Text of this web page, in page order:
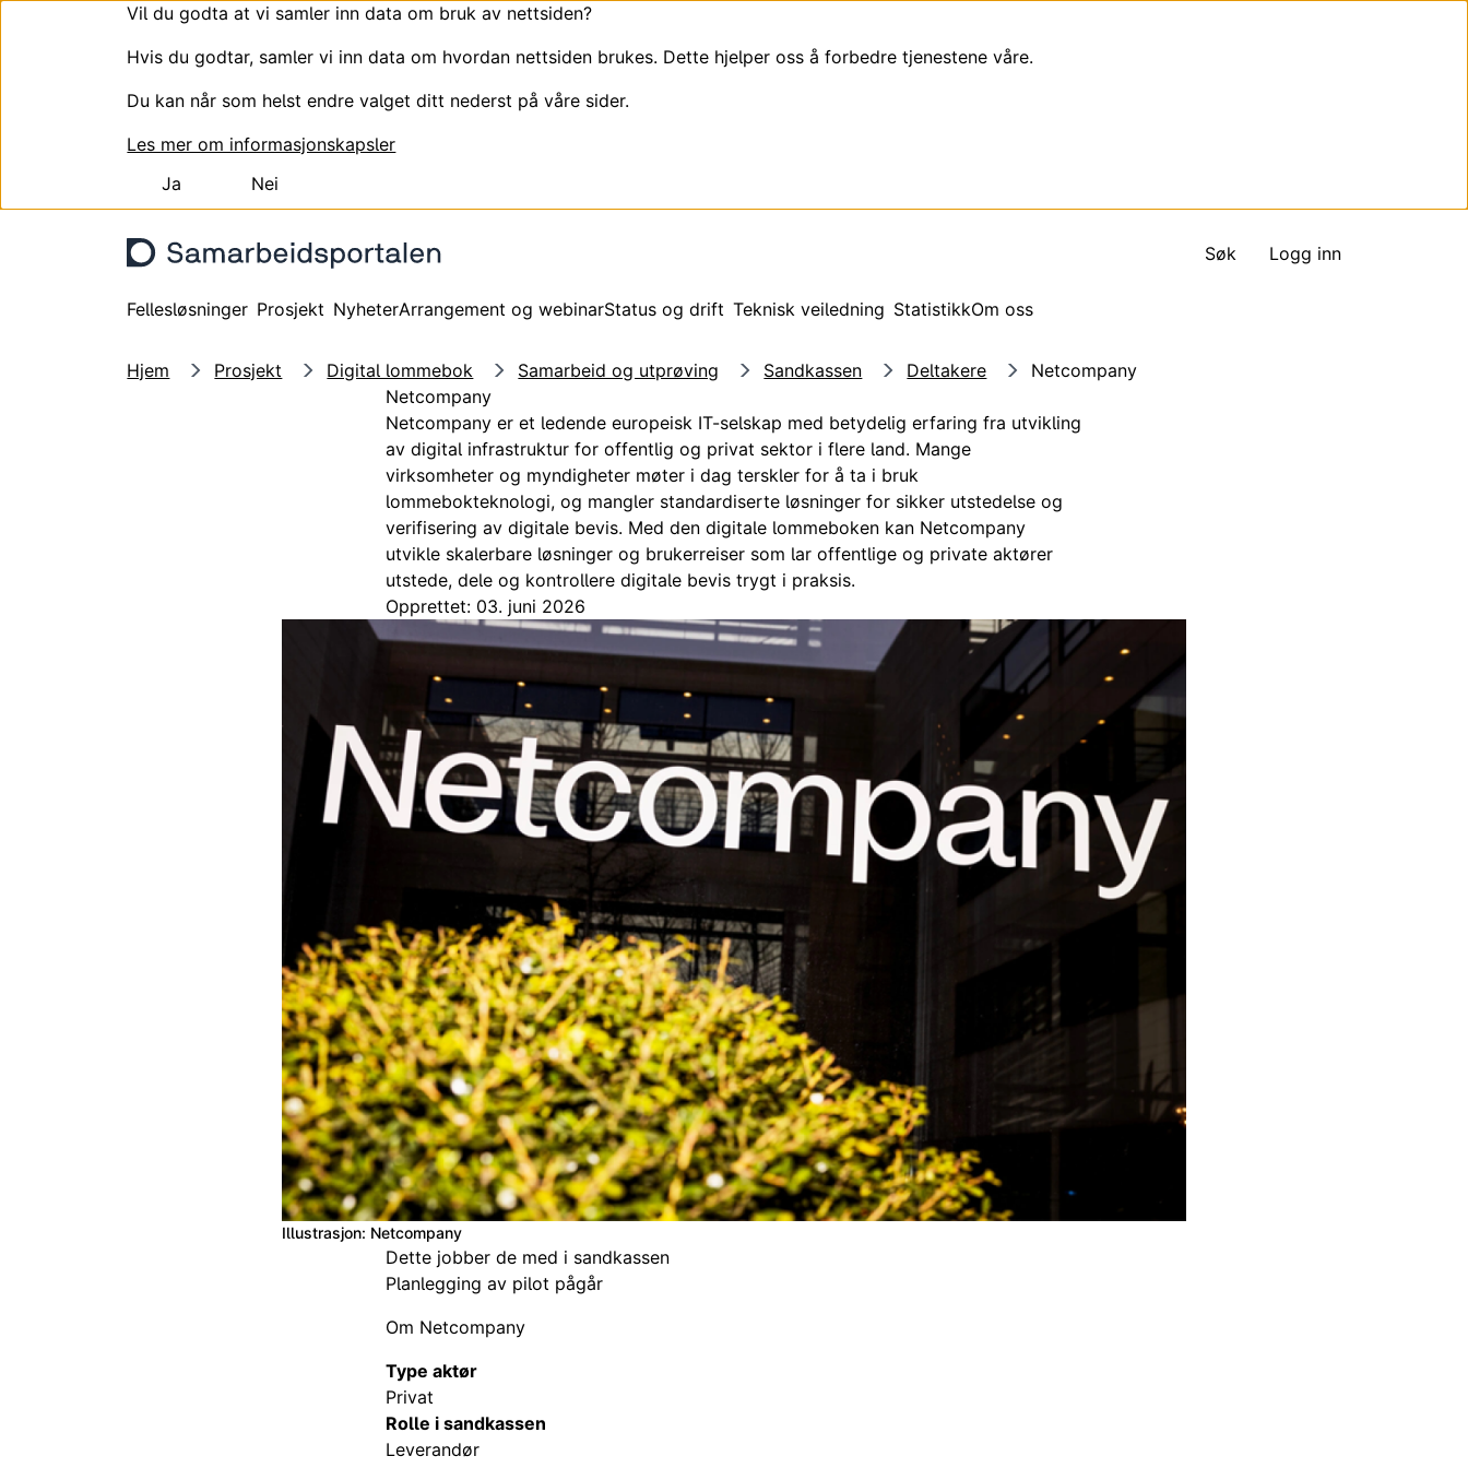
Vil du godta at vi samler inn data om bruk av nettsiden?
Hvis du godtar, samler vi inn data om hvordan nettsiden brukes. Dette hjelper oss å forbedre tjenestene våre.
Du kan når som helst endre valget ditt nederst på våre sider.
Les mer om informasjonskapsler
Ja
Nei
Søk
Logg inn
Fellesløsninger Prosjekt NyheterArrangement og webinarStatus og drift Teknisk veiledning StatistikkOm oss
Hjem Prosjekt Digital lommebok Samarbeid og utprøving Sandkassen Deltakere
Netcompany
Netcompany
Netcompany er et ledende europeisk IT-selskap med betydelig erfaring fra utvikling
av digital infrastruktur for offentlig og privat sektor i flere land. Mange
virksomheter og myndigheter møter i dag terskler for å ta i bruk
lommebokteknologi, og mangler standardiserte løsninger for sikker utstedelse og
verifisering av digitale bevis. Med den digitale lommeboken kan Netcompany
utvikle skalerbare løsninger og brukerreiser som lar offentlige og private aktører
utstede, dele og kontrollere digitale bevis trygt i praksis.
Opprettet: 03. juni 2026
Illustrasjon: Netcompany
Dette jobber de med i sandkassen
Planlegging av pilot pågår
Om Netcompany
Type aktør
Privat
Rolle i sandkassen
Leverandør